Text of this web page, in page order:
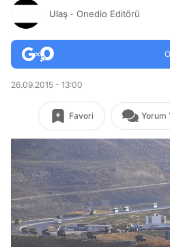
Ulaş - Onedio Editörü
26.09.2015 - 13:00
Favori Yorum